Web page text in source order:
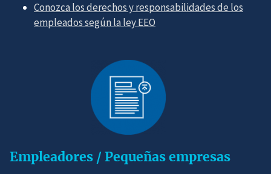
Conozca los derechos y responsabilidades de los
empleados según la ley EEO
Empleadores / Pequeñas empresas